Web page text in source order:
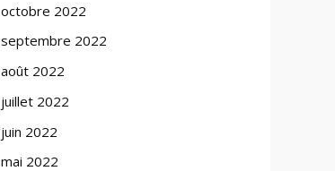
octobre 2022
septembre 2022
août 2022
juillet 2022
juin 2022
mai 2022